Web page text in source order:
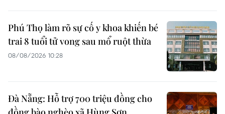
Phú Thọ làm rõ sự cố y khoa khiến bé
trai 8 tuổi tử vong sau mổ ruột thừa
08/08/2026 10:28
Đà Nẵng: Hỗ trợ 700 triệu đồng cho